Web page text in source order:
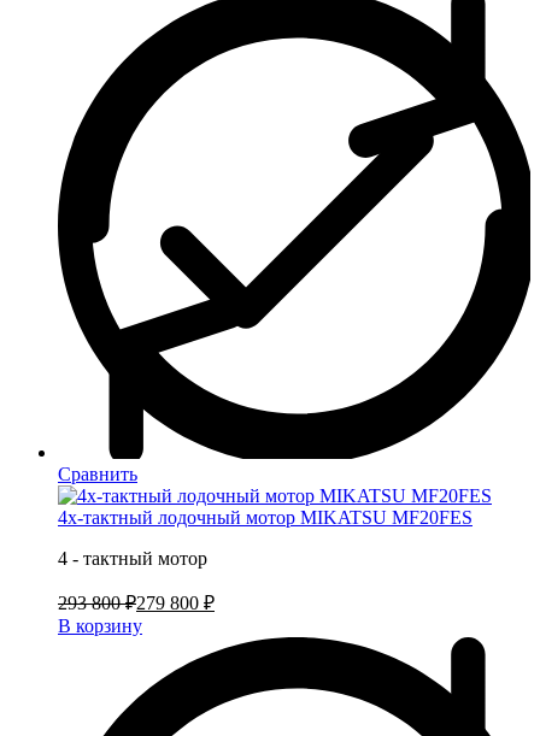
Сравнить
4х-тактный лодочный мотор MIKATSU MF20FES
4 - тактный мотор
293 800 ₽279 800 ₽
В корзину